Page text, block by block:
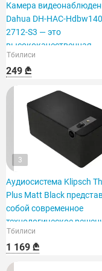
Камера
Dahua DH-HAC-
2712-S3 — это
высококачественная
купольная модель.
Тбилиси
249 ₾
3
Аудиосистема Klipsch
Plus Matt Black
собой современное
технологическое
Тбилиси
1 169 ₾